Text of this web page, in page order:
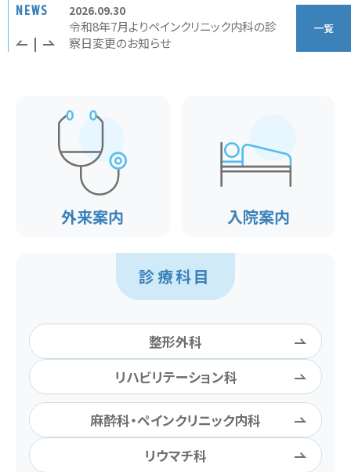
NEWS 2026.09.30
令和8年7月よりペインクリニック内科の診
察日変更のお知らせ
令和8年9
一覧
外来案内 入院案内
診療科目
整形外科
リハビリテーション科
麻酔科・ペインクリニック内科
リウマチ科